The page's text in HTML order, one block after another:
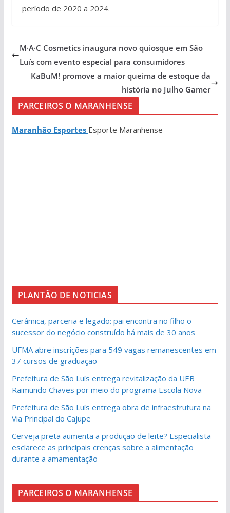
período de 2020 a 2024.
M·A·C Cosmetics inaugura novo quiosque em São
Luís com evento especial para consumidores
KaBuM! promove a maior queima de estoque da
história no Julho Gamer
PARCEIROS O MARANHENSE
Maranhão Esportes Esporte Maranhense
PLANTÃO DE NOTICIAS
Cerâmica, parceria e legado: pai encontra no filho o
sucessor do negócio construído há mais de 30 anos
UFMA abre inscrições para 549 vagas remanescentes em
37 cursos de graduação
Prefeitura de São Luís entrega revitalização da UEB
Raimundo Chaves por meio do programa Escola Nova
Prefeitura de São Luís entrega obra de infraestrutura na
Via Principal do Cajupe
Cerveja preta aumenta a produção de leite? Especialista
esclarece as principais crenças sobre a alimentação
durante a amamentação
PARCEIROS O MARANHENSE